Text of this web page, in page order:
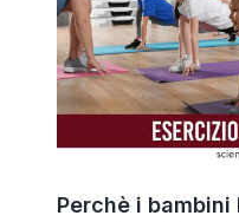
la Performance
marzo 2026 nella
Tennis […]
Perchè i bambini